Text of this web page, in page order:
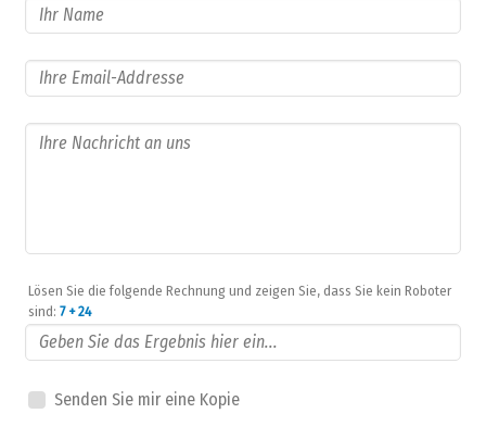
Lösen Sie die folgende Rechnung und zeigen Sie, dass Sie kein Roboter
sind: 7 + 24
Senden Sie mir eine Kopie